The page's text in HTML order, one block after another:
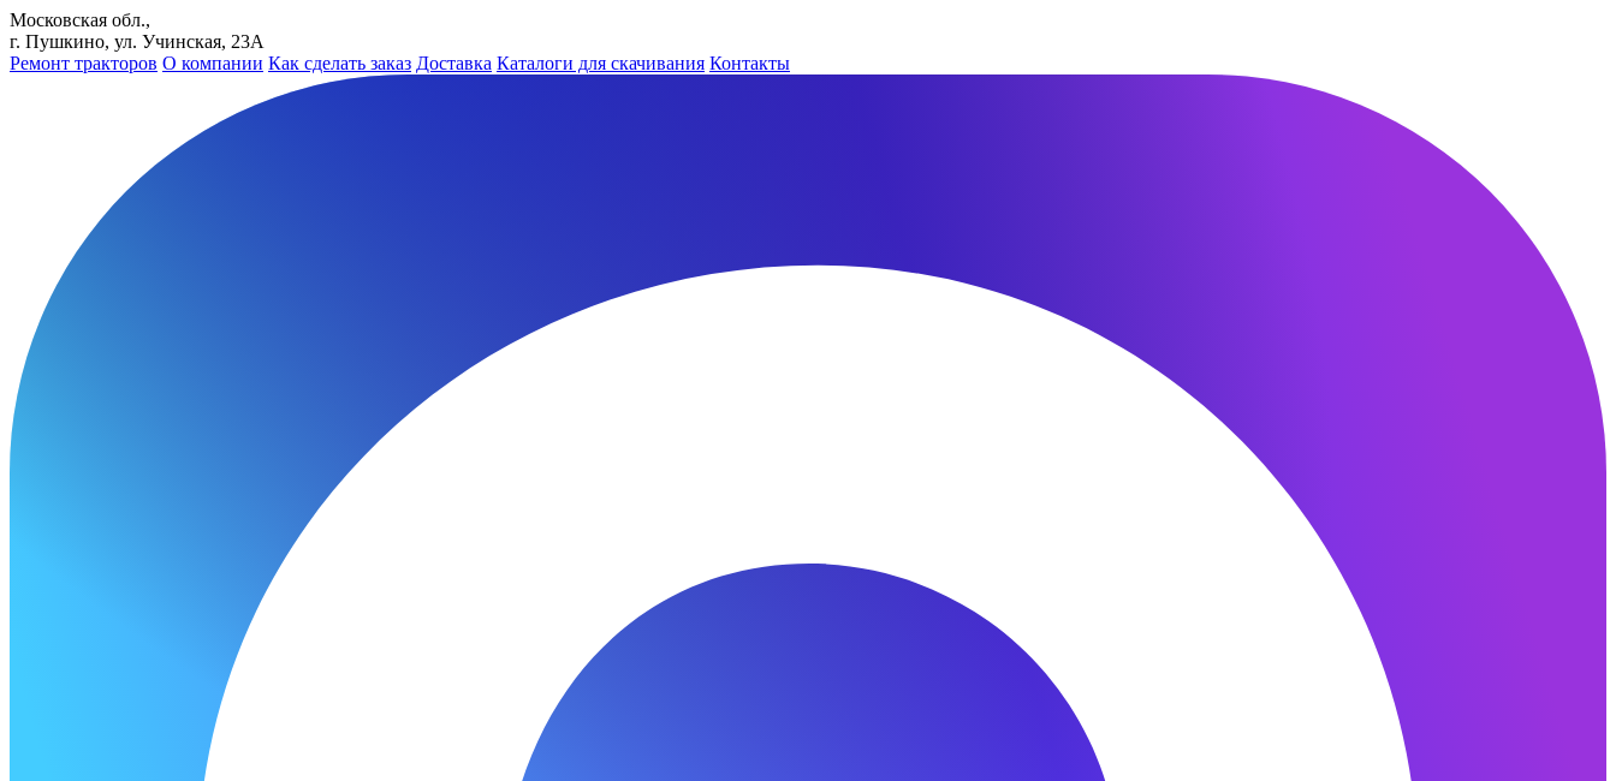
Московская обл.,
г. Пушкино, ул. Учинская, 23А
Ремонт тракторов О компании Как сделать заказ Доставка Каталоги для скачивания Контакты